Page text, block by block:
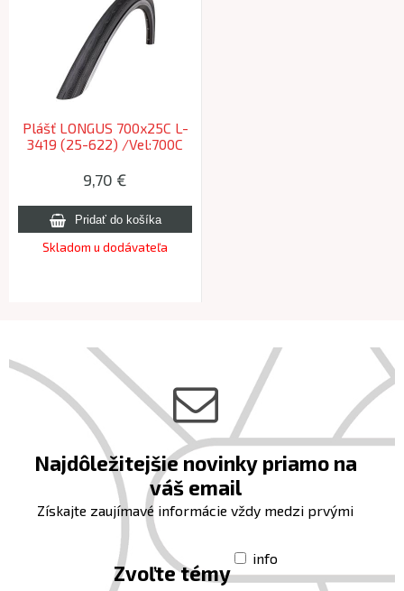
Plášť LONGUS 700x25C L-
3419 (25-622) /Vel:700C
9,70 €
Skladom u dodávateľa
Najdôležitejšie novinky priamo na
váš email
Získajte zaujímavé informácie vždy medzi prvými
Zvoľte témy
info